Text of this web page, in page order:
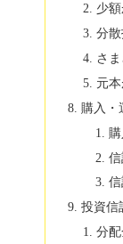
少
分
さ
元
購入・
投資信
分